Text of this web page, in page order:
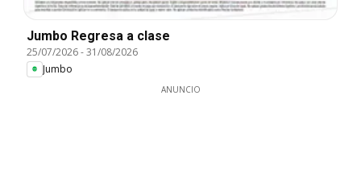
Jumbo Regresa a clase
25/07/2026-31/08/2026
Jumbo
ANUNCIO